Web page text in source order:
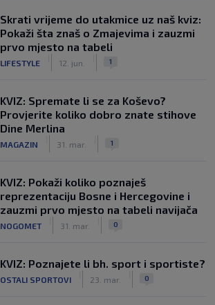
Skrati vrijeme do utakmice uz naš kviz:
Pokaži šta znaš o Zmajevima i zauzmi
prvo mjesto na tabeli
LIFESTYLE 12. jun. 1
KVIZ: Spremate li se za Koševo?
Provjerite koliko dobro znate stihove
Dine Merlina
MAGAZIN 31. mar. 1
KVIZ: Pokaži koliko poznaješ
reprezentaciju Bosne i Hercegovine i
zauzmi prvo mjesto na tabeli navijača
NOGOMET 31. mar. 0
KVIZ: Poznajete li bh. sport i sportiste?
OSTALI SPORTOVI 23. mar. 0